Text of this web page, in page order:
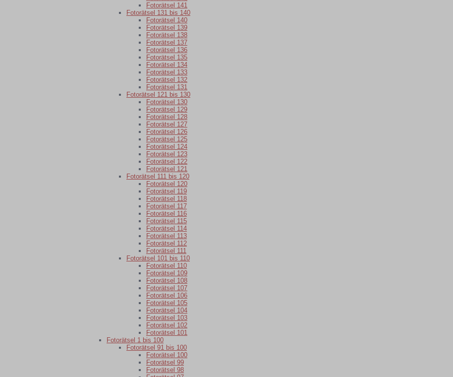
Fotorätsel 141
Fotorätsel 131 bis 140
Fotorätsel 140
Fotorätsel 139
Fotorätsel 138
Fotorätsel 137
Fotorätsel 136
Fotorätsel 135
Fotorätsel 134
Fotorätsel 133
Fotorätsel 132
Fotorätsel 131
Fotorätsel 121 bis 130
Fotorätsel 130
Fotorätsel 129
Fotorätsel 128
Fotorätsel 127
Fotorätsel 126
Fotorätsel 125
Fotorätsel 124
Fotorätsel 123
Fotorätsel 122
Fotorätsel 121
Fotorätsel 111 bis 120
Fotorätsel 120
Fotorätsel 119
Fotorätsel 118
Fotorätsel 117
Fotorätsel 116
Fotorätsel 115
Fotorätsel 114
Fotorätsel 113
Fotorätsel 112
Fotorätsel 111
Fotorätsel 101 bis 110
Fotorätsel 110
Fotorätsel 109
Fotorätsel 108
Fotorätsel 107
Fotorätsel 106
Fotorätsel 105
Fotorätsel 104
Fotorätsel 103
Fotorätsel 102
Fotorätsel 101
Fotorätsel 1 bis 100
Fotorätsel 91 bis 100
Fotorätsel 100
Fotorätsel 99
Fotorätsel 98